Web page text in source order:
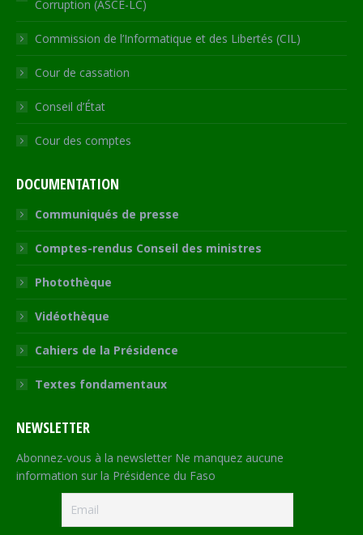
Corruption (ASCE-LC)
Commission de l’Informatique et des Libertés (CIL)
Cour de cassation
Conseil d’État
Cour des comptes
DOCUMENTATION
Communiqués de presse
Comptes-rendus Conseil des ministres
Photothèque
Vidéothèque
Cahiers de la Présidence
Textes fondamentaux
NEWSLETTER
Abonnez-vous à la newsletter Ne manquez aucune
information sur la Présidence du Faso